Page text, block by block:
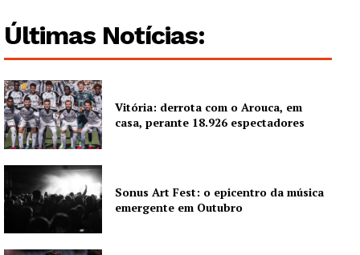
Grande Entrevista
Publicidade
Quero ser Assinante
Últimas Notícias:
Vitória: derrota com o Arouca, em
casa, perante 18.926 espectadores
Sonus Art Fest: o epicentro da música
emergente em Outubro